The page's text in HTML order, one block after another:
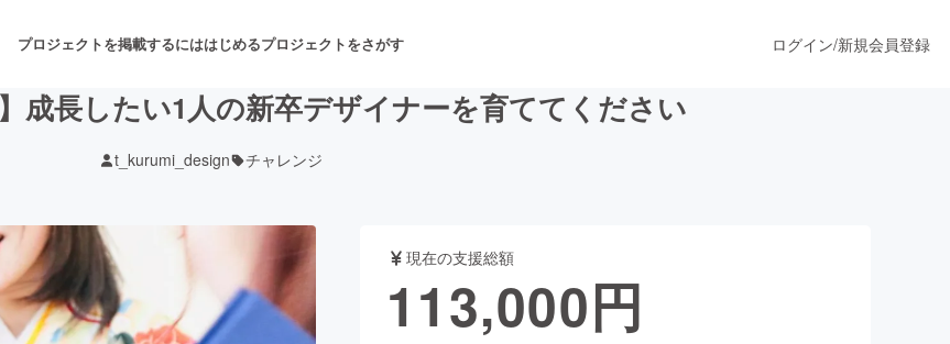
プロジェクトを掲載するにははじめるプロジェクトをさがす
舞台・パフォーマンス
ム・サービス開発 フード・飲食店 ファッション
ログイン/新規会員登録
成長したい1人の新卒デザイナーを育ててください
t_kurumi_design チャレンジ
現在の支援総額
113,000円